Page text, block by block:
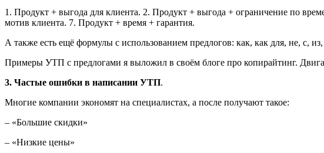
1. Продукт + выгода для клиента. 2. Продукт + выгода + ограничение по
мотив клиента. 7. Продукт + время + гарантия.
А также есть ещё формулы с использованием предлогов: как, как для, не, с,
Примеры УТП с предлогами я выложил в своëм блоге про копирайтинг.
3. Частые ошибки в написании УТП.
Многие компании экономят на специалистах, а после получают такое:
– «Большие скидки»
– «Низкие цены»